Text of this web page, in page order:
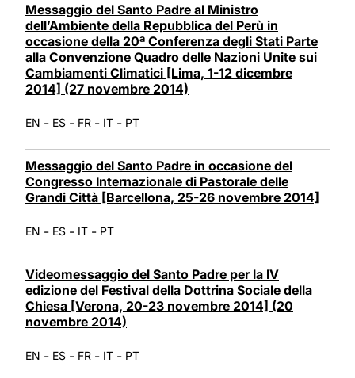
Messaggio del Santo Padre al Ministro
dell’Ambiente della Repubblica del Perù in
occasione della 20ª Conferenza degli Stati Parte
alla Convenzione Quadro delle Nazioni Unite sui
Cambiamenti Climatici [Lima, 1-12 dicembre
2014] (27 novembre 2014)
EN - ES - FR - IT - PT
Messaggio del Santo Padre in occasione del
Congresso Internazionale di Pastorale delle
Grandi Città [Barcellona, 25-26 novembre 2014]
EN - ES - IT - PT
Videomessaggio del Santo Padre per la IV
edizione del Festival della Dottrina Sociale della
Chiesa [Verona, 20-23 novembre 2014] (20
novembre 2014)
EN - ES - FR - IT - PT